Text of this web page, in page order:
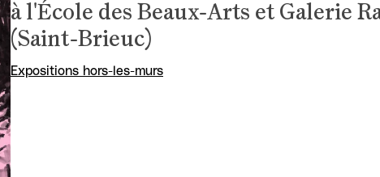
à l'École des Beaux-Arts et Galerie
(Saint-Brieuc)
Expositions hors-les-murs